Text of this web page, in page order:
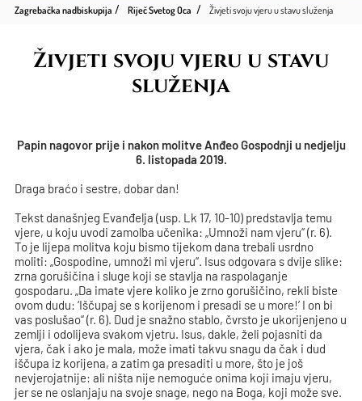
Zagrebačka nadbiskupija Riječ Svetog Oca Živjeti svoju vjeru u stavu služenja
Živjeti svoju vjeru u stavu
služenja
Papin nagovor prije i nakon molitve Anđeo Gospodnji u nedjelju
6. listopada 2019.
Draga braćo i sestre, dobar dan!
Tekst današnjeg Evanđelja (usp. Lk 17, 10-10) predstavlja temu
vjere, u koju uvodi zamolba učenika: „Umnoži nam vjeru“ (r. 6).
To je lijepa molitva koju bismo tijekom dana trebali usrdno
moliti: „Gospodine, umnoži mi vjeru“. Isus odgovara s dvije slike:
zrna gorušičina i sluge koji se stavlja na raspolaganje
gospodaru. „Da imate vjere koliko je zrno gorušičino, rekli biste
ovom dudu: ‘Iščupaj se s korijenom i presadi se u more!’ I on bi
vas poslušao“ (r. 6). Dud je snažno stablo, čvrsto je ukorijenjeno u
zemlji i odolijeva svakom vjetru. Isus, dakle, želi pojasniti da
vjera, čak i ako je mala, može imati takvu snagu da čak i dud
iščupa iz korijena, a zatim ga presaditi u more, što je još
nevjerojatnije: ali ništa nije nemoguće onima koji imaju vjeru,
jer se ne oslanjaju na svoje snage, nego na Boga, koji može sve.